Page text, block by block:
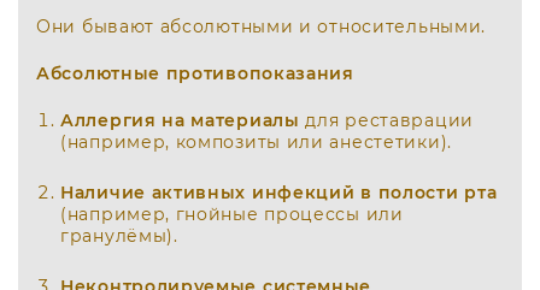
Они бывают абсолютными и относительными.
Абсолютные противопоказания
Аллергия на материалы для реставрации
(например, композиты или анестетики).
Наличие активных инфекций в полости рта
(например, гнойные процессы или
гранулёмы).